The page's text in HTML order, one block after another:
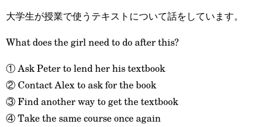
大学生が授業で使うテキストについて話をしています。
What does the girl need to do after this?
① Ask Peter to lend her his textbook
② Contact Alex to ask for the book
③ Find another way to get the textbook
④ Take the same course once again